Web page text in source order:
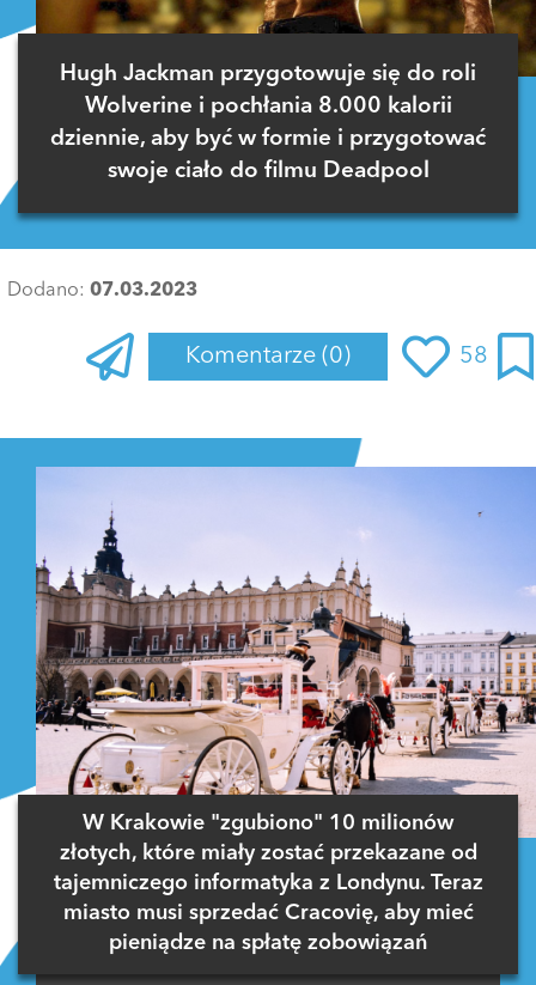
Hugh Jackman przygotowuje się do roli
Wolverine i pochłania 8.000 kalorii
dziennie, aby być w formie i przygotować
swoje ciało do filmu Deadpool
Dodano: 07.03.2023
Komentarze (0) 58
W Krakowie "zgubiono" 10 milionów
złotych, które miały zostać przekazane od
tajemniczego informatyka z Londynu. Teraz
miasto musi sprzedać Cracovię, aby mieć
pieniądze na spłatę zobowiązań